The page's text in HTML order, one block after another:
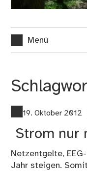
Menü
19. Oktober 2012
Strom nur
Netzentgelte,
Jahr steigen.